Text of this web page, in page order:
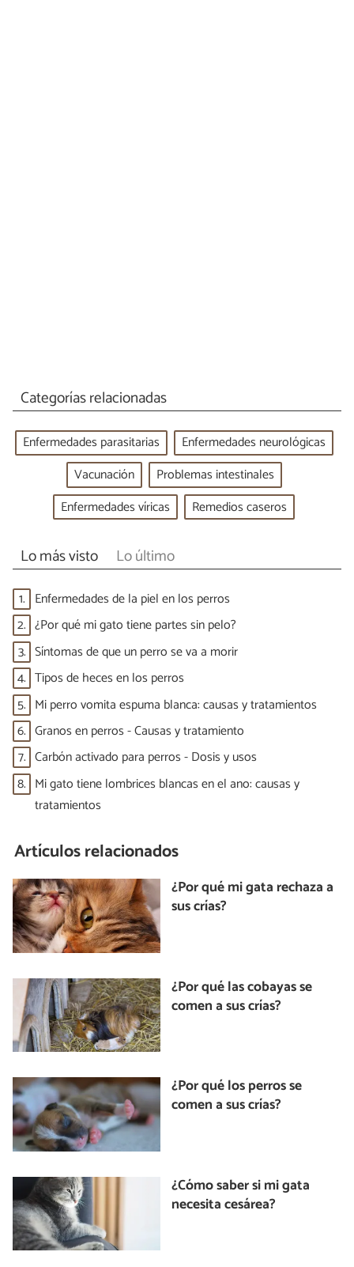
Categorías relacionadas
Enfermedades parasitarias
Enfermedades neurológicas
Vacunación
Problemas intestinales
Enfermedades víricas
Remedios caseros
Lo más visto Lo último
1. Enfermedades de la piel en los perros
2. ¿Por qué mi gato tiene partes sin pelo?
3. Síntomas de que un perro se va a morir
4. Tipos de heces en los perros
5. Mi perro vomita espuma blanca: causas y tratamientos
6. Granos en perros - Causas y tratamiento
7. Carbón activado para perros - Dosis y usos
8. Mi gato tiene lombrices blancas en el ano: causas y
tratamientos
Artículos relacionados
¿Por qué mi gata rechaza a
sus crías?
¿Por qué las cobayas se
comen a sus crías?
¿Por qué los perros se
comen a sus crías?
¿Cómo saber si mi gata
necesita cesárea?